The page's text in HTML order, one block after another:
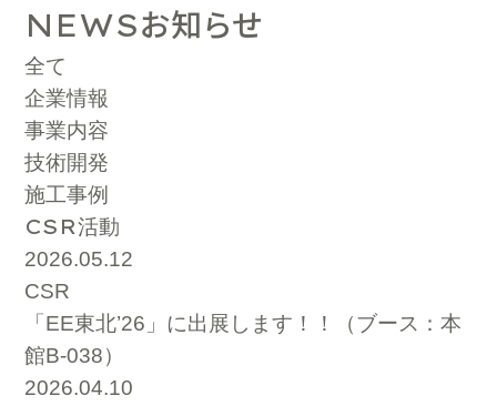
NEWSお知らせ
全て
企業情報
事業内容
技術開発
施工事例
CSR活動
2026.05.12
CSR
「EE東北’26」に出展します！！（ブース：本
館B-038）
2026.04.10